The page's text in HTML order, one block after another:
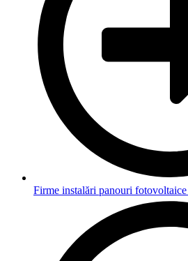
Firme instalări panouri